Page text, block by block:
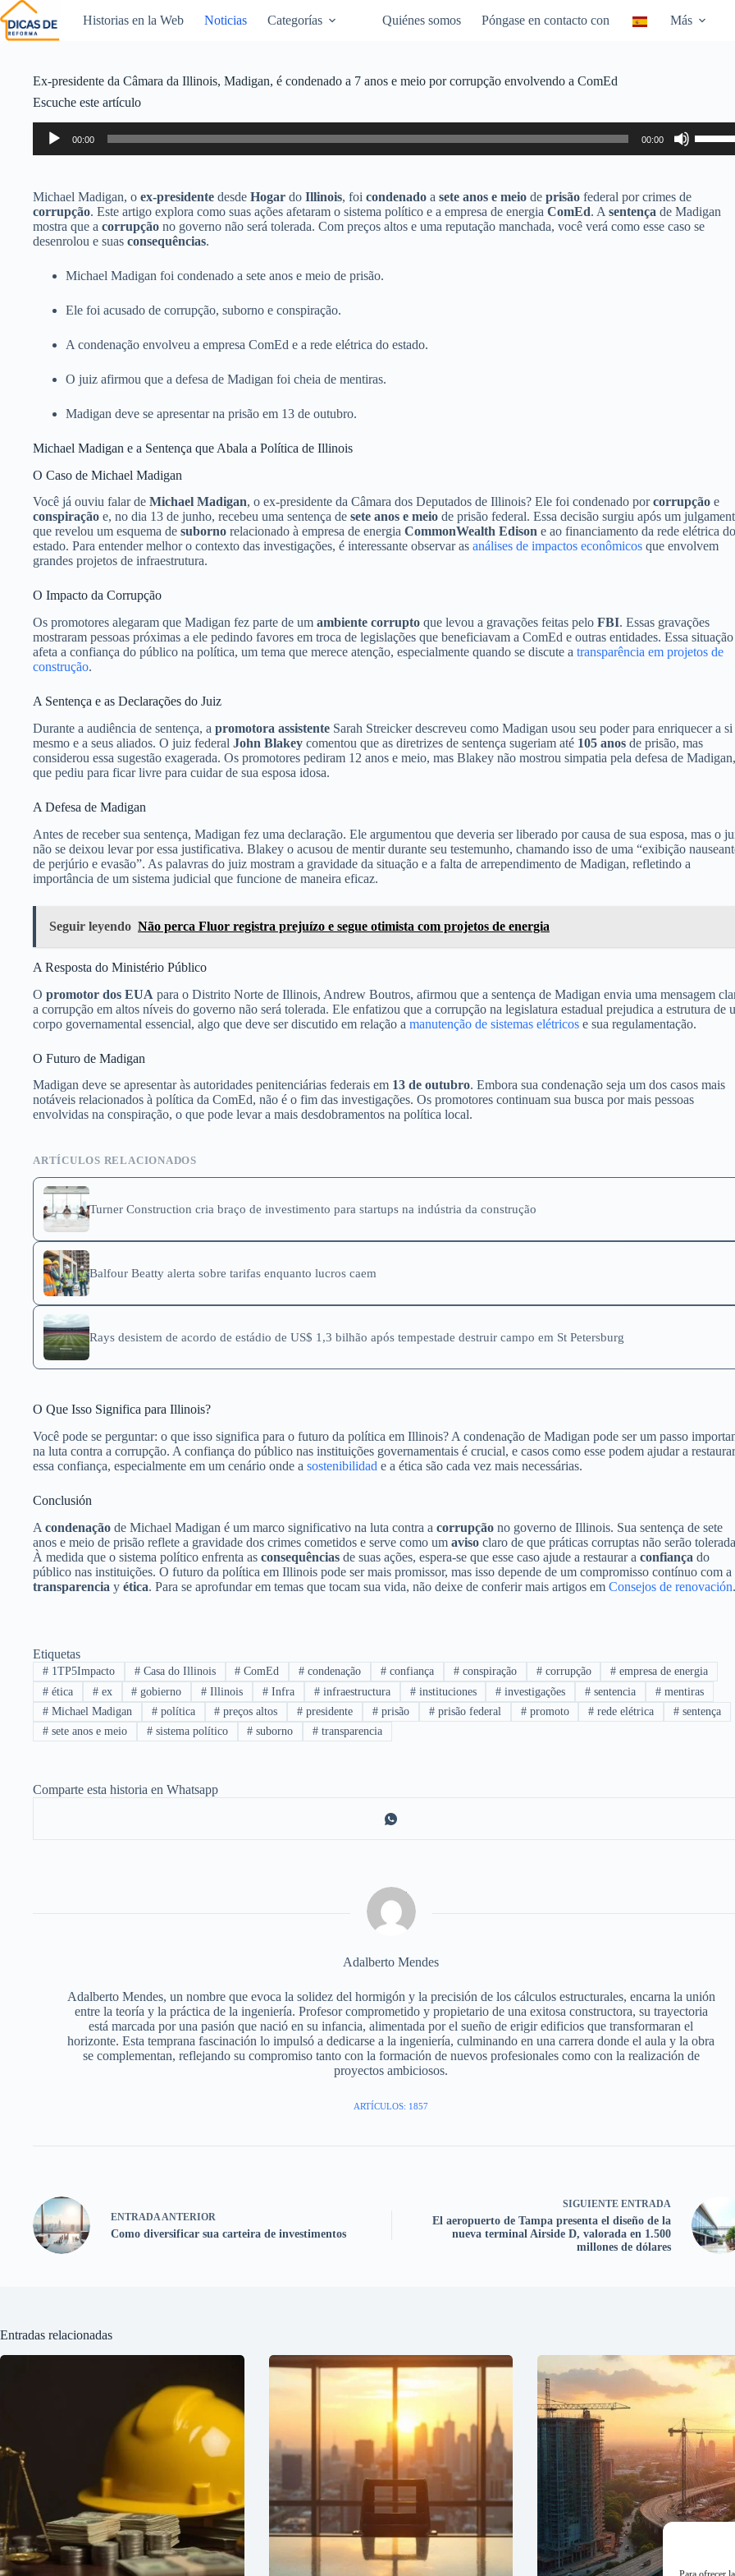
Historias en la Web Noticias Categorías Quiénes somos Póngase en contacto con Más
Ex-presidente da Câmara da Illinois, Madigan, é condenado a 7 anos e meio por corrupção envolvendo a ComEd
Escuche este artículo
Reproductor
audio
00:00 00:00
las
teclas
para
Michael Madigan, o ex-presidente desde Hogar do Illinois, foi condenado a sete anos e meio de prisão federal por crimes de
corrupção. Este artigo explora como suas ações afetaram o sistema político e a empresa de energia ComEd. A sentença de Madigan
mostra que a corrupção no governo não será tolerada. Com preços altos e uma reputação manchada, você verá como esse caso se
desenrolou e suas consequências.
Michael Madigan foi condenado a sete anos e meio de prisão.
Ele foi acusado de corrupção, suborno e conspiração.
A condenação envolveu a empresa ComEd e a rede elétrica do estado.
O juiz afirmou que a defesa de Madigan foi cheia de mentiras.
Madigan deve se apresentar na prisão em 13 de outubro.
Michael Madigan e a Sentença que Abala a Política de Illinois
O Caso de Michael Madigan
Você já ouviu falar de Michael Madigan, o ex-presidente da Câmara dos Deputados de Illinois? Ele foi condenado porcorrupção e
conspiração e, no dia 13 de junho, recebeu uma sentença de sete anos e meio de prisão federal. Essa decisão surgiu após um
que revelou um esquema de suborno relacionado à empresa de energia CommonWealth Edison e ao financiamento da rede elétrica do
estado. Para entender melhor o contexto das investigações, é interessante observar as análises de impactos econômicos que envolvem
grandes projetos de infraestrutura.
O Impacto da Corrupção
Os promotores alegaram que Madigan fez parte de um ambiente corrupto que levou a gravações feitas pelo FBI. Essas gravações
mostraram pessoas próximas a ele pedindo favores em troca de legislações que beneficiavam a ComEd e outras entidades. Essa situação
afeta a confiança do público na política, um tema que merece atenção, especialmente quando se discute a transparência em projetos de
construção.
A Sentença e as Declarações do Juiz
Durante a audiência de sentença, a promotora assistente Sarah Streicker descreveu como Madigan usou seu poder para enriquecer a si
mesmo e a seus aliados. O juiz federal John Blakey comentou que as diretrizes de sentença sugeriam até 105 anos de prisão, mas
considerou essa sugestão exagerada. Os promotores pediram 12 anos e meio, mas Blakey não mostrou simpatia pela defesa de Madigan,
que pediu para ficar livre para cuidar de sua esposa idosa.
A Defesa de Madigan
Antes de receber sua sentença, Madigan fez uma declaração. Ele argumentou que deveria ser liberado por causa de sua esposa, mas o
não se deixou levar por essa justificativa. Blakey o acusou de mentir durante seu testemunho, chamando isso de uma “exibição
de perjúrio e evasão”. As palavras do juiz mostram a gravidade da situação e a falta de arrependimento de Madigan, refletindo a
importância de um sistema judicial que funcione de maneira eficaz.
Seguir leyendo Não perca Fluor registra prejuízo e segue otimista com projetos de energia
A Resposta do Ministério Público
O promotor dos EUA para o Distrito Norte de Illinois, Andrew Boutros, afirmou que a sentença de Madigan envia uma mensagem
a corrupção em altos níveis do governo não será tolerada. Ele enfatizou que a corrupção na legislatura estadual prejudica a estrutura de
corpo governamental essencial, algo que deve ser discutido em relação a manutenção de sistemas elétricos e sua regulamentação.
O Futuro de Madigan
Madigan deve se apresentar às autoridades penitenciárias federais em 13 de outubro. Embora sua condenação seja um dos casos mais
notáveis relacionados à política da ComEd, não é o fim das investigações. Os promotores continuam sua busca por mais pessoas
envolvidas na conspiração, o que pode levar a mais desdobramentos na política local.
ARTÍCULOS RELACIONADOS
Turner Construction cria braço de investimento para startups na indústria da construção
Balfour Beatty alerta sobre tarifas enquanto lucros caem
Rays desistem de acordo de estádio de US$ 1,3 bilhão após tempestade destruir campo em St Petersburg
O Que Isso Significa para Illinois?
Você pode se perguntar: o que isso significa para o futuro da política em Illinois? A condenação de Madigan pode ser um passo
na luta contra a corrupção. A confiança do público nas instituições governamentais é crucial, e casos como esse podem ajudar a restaurar
essa confiança, especialmente em um cenário onde a sostenibilidad e a ética são cada vez mais necessárias.
Conclusión
A condenação de Michael Madigan é um marco significativo na luta contra a corrupção no governo de Illinois. Sua sentença de sete
anos e meio de prisão reflete a gravidade dos crimes cometidos e serve como um aviso claro de que práticas corruptas não serão
À medida que o sistema político enfrenta as consequências de suas ações, espera-se que esse caso ajude a restaurar a confiança do
público nas instituições. O futuro da política em Illinois pode ser mais promissor, mas isso depende de um compromisso contínuo com a
transparencia y ética. Para se aprofundar em temas que tocam sua vida, não deixe de conferir mais artigos em Consejos de renovación.
Etiquetas
#1TP5Impacto #Casa do Illinois # ComEd # condenação # confiança #conspiração #corrupção # empresa de energia
#ética #ex # gobierno # Illinois # Infra #infraestructura #instituciones # investigações # sentencia #mentiras
#Michael Madigan #política # preços altos # presidente # prisão #prisão federal #promoto # rede elétrica # sentença
#sete anos e meio #sistema político # suborno # transparencia
Comparte esta historia en Whatsapp
Adalberto Mendes
Adalberto Mendes, un nombre que evoca la solidez del hormigón y la precisión de los cálculos estructurales, encarna la unión
entre la teoría y la práctica de la ingeniería. Profesor comprometido y propietario de una exitosa constructora, su trayectoria
está marcada por una pasión que nació en su infancia, alimentada por el sueño de erigir edificios que transformaran el
horizonte. Esta temprana fascinación lo impulsó a dedicarse a la ingeniería, culminando en una carrera donde el aula y la obra
se complementan, reflejando su compromiso tanto con la formación de nuevos profesionales como con la realización de
proyectos ambiciosos.
ARTÍCULOS: 1857
ENTRADAANTERIOR
Como diversificar sua carteira de investimentos
SIGUIENTE ENTRADA
El aeropuerto de Tampa presenta el diseño de la
nueva terminal Airside D, valorada en 1.500
millones de dólares
Entradas relacionadas